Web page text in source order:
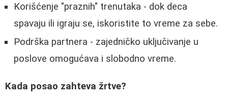
Korišćenje "praznih" trenutaka - dok deca
spavaju ili igraju se, iskoristite to vreme za sebe.
Podrška partnera - zajedničko uključivanje u
poslove omogućava i slobodno vreme.
Kada posao zahteva žrtve?